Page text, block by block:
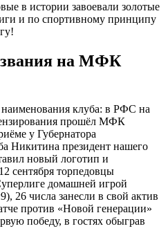
в истории завоевали золотые
и по спортивному принципу
на МФК
клуба: в РФС на
прошёл МФК
у Губернатора
Никитина президент нашего
новый логотип и
сентября торпедовцы
домашней игрой
26 числа занесли в свой актив
против «Новой генерации»
победу, в гостях обыграв